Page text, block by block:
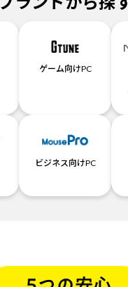
ゲーム向けPC
ビジネス向けPC